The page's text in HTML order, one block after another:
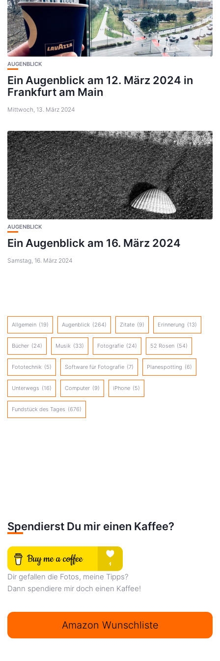
AUGENBLICK
Ein Augenblick am 12. März 2024 in
Frankfurt am Main
Mittwoch, 13. März 2024
AUGENBLICK
Ein Augenblick am 16. März 2024
Samstag, 16. März 2024
Allgemein (19) Augenblick (264) Zitate (9) Erinnerung (13)
Bücher (24) Musik (33) Fotografie (24) 52 Rosen (54)
Fototechnik (5) Software für Fotografie (7) Planespotting (6)
Unterwegs (16) Computer (9) iPhone (5)
Fundstück des Tages (676)
Spendierst Du mir einen Kaffee?
Dir gefallen die Fotos, meine Tipps?
Dann spendiere mir doch einen Kaffee!
Amazon Wunschliste